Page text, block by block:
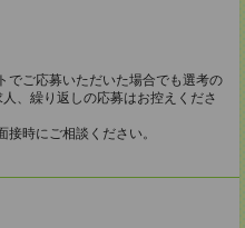
ご応募いただいた場合でも選考の
、繰り返しの応募はお控えくださ
時にご相談ください。